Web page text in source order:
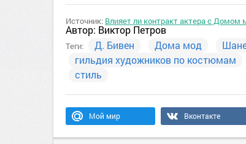
Источник: Влияет ли контракт актера с Домом
Автор: Виктор Петров
Теги: Д. Бивен Дома мод
гильдия художников по костюмам
стиль
Мой мир Вконтакте